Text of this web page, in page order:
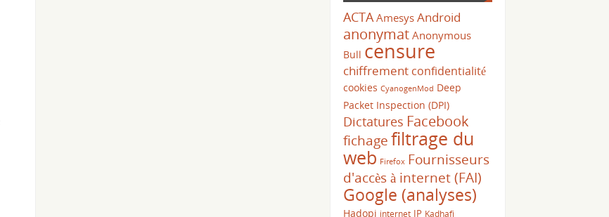
ACTA Amesys Android
anonymat Anonymous
Bull censure
chiffrement confidentialité
cookies CyanogenMod Deep
Packet Inspection (DPI)
Dictatures Facebook
fichagefiltrage du
web Firefox Fournisseurs
d'accès à internet (FAI)
Google (analyses)
Hadopi internet IP Kadhafi